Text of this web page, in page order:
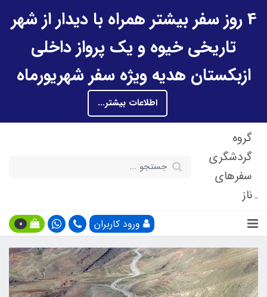
4 روز سفر بیشتر همراه با دیدار از شهر
تاریخی خیوه و یک پرواز داخلی
ازبکستان هدیه ویژه سفر شهریورماه
اطلاعات بیشتر...
گروه
گردشگری
سفرهای
ناز
ورود کاربران 0